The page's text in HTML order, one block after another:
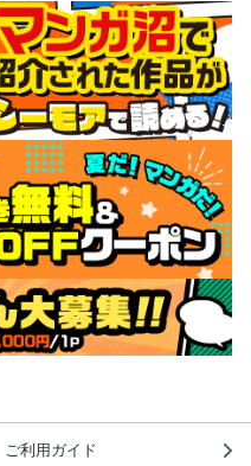
ご利用ガイド